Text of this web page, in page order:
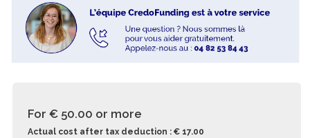
For € 50.00 or more
Actual cost after tax deduction : € 17.00